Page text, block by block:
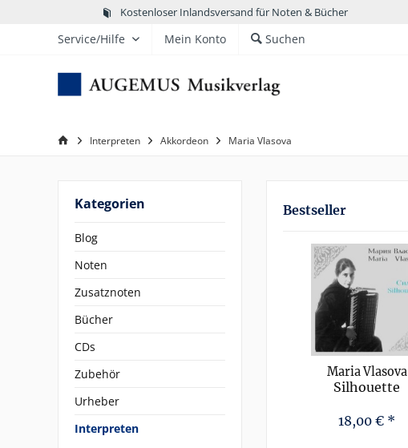
Kostenloser Inlandsversand für Noten & Bücher
Service/Hilfe Mein Konto Suchen
Interpreten Akkordeon Maria Vlasova
Kategorien
Blog
Noten
Zusatznoten
Bücher
CDs
Zubehör
Urheber
Interpreten
Bestseller
Maria Vlasova
Silhouette
18,00 € *